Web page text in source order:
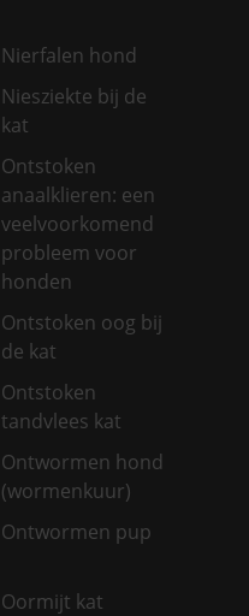
Nierfalen hond
Niesziekte bij de
kat
Ontstoken
anaalklieren: een
veelvoorkomend
probleem voor
honden
Ontstoken oog bij
de kat
Ontstoken
tandvlees kat
Ontwormen hond
(wormenkuur)
Ontwormen pup
Oormijt kat